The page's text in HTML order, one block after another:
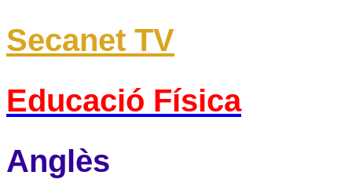
Secanet TV
Educació Física
Anglès